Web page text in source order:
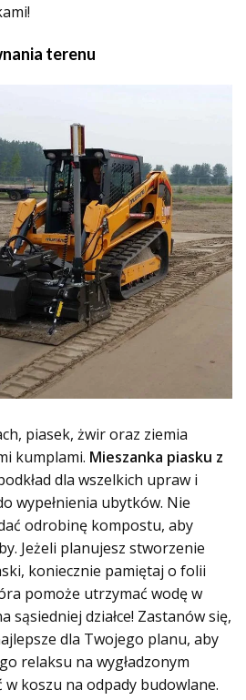
terenu
piasek, żwir oraz ziemia
kumplami. Mieszanka piasku z
dla wszelkich upraw i
wypełnienia ubytków. Nie
odrobinę kompostu, aby
Jeżeli planujesz stworzenie
koniecznie pamiętaj o folii
pomoże utrzymać wodę w
sąsiedniej działce! Zastanów się,
dla Twojego planu, aby
relaksu na wygładzonym
koszu na odpady budowlane.